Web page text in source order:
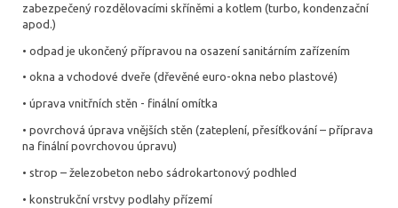
zabezpečený rozdělovacími skříněmi a kotlem (turbo, kondenzační
apod.)
• odpad je ukončený přípravou na osazení sanitárním zařízením
• okna a vchodové dveře (dřevěné euro-okna nebo plastové)
• úprava vnitřních stěn - finální omítka
• povrchová úprava vnějších stěn (zateplení, přesíťkování – příprava
na finální povrchovou úpravu)
• strop – železobeton nebo sádrokartonový podhled
• konstrukční vrstvy podlahy přízemí